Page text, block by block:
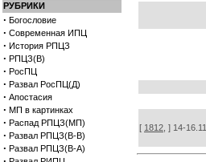
РУБРИКИ
· Богословие
· Современная ИПЦ
· История РПЦЗ
· РПЦЗ(В)
· РосПЦ
· Развал РосПЦ(Д)
· Апостасия
· МП в картинках
· Распад РПЦЗ(МП)
· Развал РПЦЗ(В-В)
· Развал РПЦЗ(В-А)
[ 1812, ] 14-